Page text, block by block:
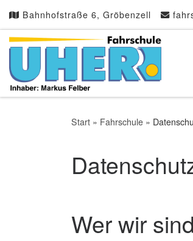
Zum Inhalt springen
Bahnhofstraße 6, Gröbenzell
Start » Fahrschule »
Wer wir sind